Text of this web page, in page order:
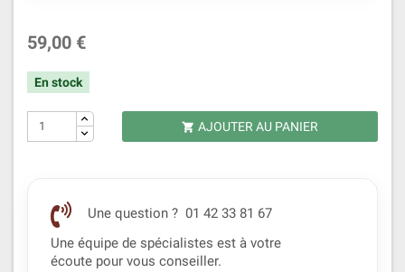
59,00 €
En stock
 AJOUTER AU PANIER
Une question ? 01 42 33 81 67
Une équipe de spécialistes est à votre
écoute pour vous conseiller.